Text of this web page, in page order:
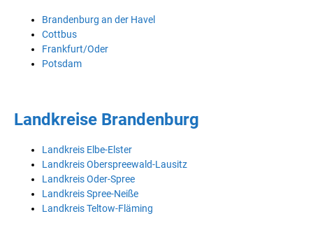
Brandenburg an der Havel
Cottbus
Frankfurt/Oder
Potsdam
Landkreise Brandenburg
Landkreis Elbe-Elster
Landkreis Oberspreewald-Lausitz
Landkreis Oder-Spree
Landkreis Spree-Neiße
Landkreis Teltow-Fläming